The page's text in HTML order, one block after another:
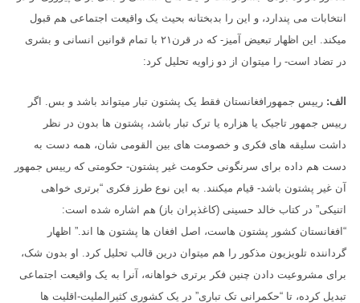
انتخابات می پندارد، و این را بدبختانه بحیث یک واقیعت اجتماعی هم قبول
میکند. این اظهار تبعیض آمیز- که در قرن۲۱ با تمام قوانین انسانی و بشری
در تضاد است- را میتوان از دو زاویه تحلیل کرد:
الف: رییس جمهورافغانستان فقط یک پشتون تبار میتواند باشد و بس. اگر
رییس جمهور تاجیک یا هزاره یا ترک تبار باشد، پشتون ها بدون در نظر
داشت سلیقه های فکری و خصومت های بین القومی شان، همه دست به
دست هم داده برای سرنگونی حکومت غیر پشتون- حکومتی که رییس جمهور
آن غیر پشتون باشد- قیام میکنند. به این نوع طرز فکری “برتری خواهی
اتنیکی” در کتاب خالد حسینی (کاغذپران باز) هم اشاره شده است:
“افغانستان کشور پشتون هاست، اصل افغان ها پشتون ها اند.” اظهار
گرداننده تلویزیون مذکور را هم میتوان درین قالب تحلیل کرد. او بدون شک،
برای مشروعیت دادن چنین فکر برتری خواهانه، آنرا به یک واقیعت اجتماعی
تبدیل کرده، تا “حکمرانی تک تباری” در یک کشوری کثیرالملیت-اقلیت ها